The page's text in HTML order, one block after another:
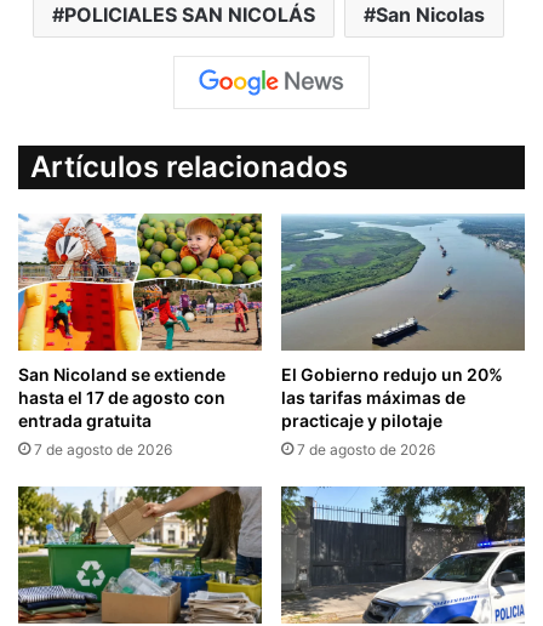
POLICIALES SAN NICOLÁS San Nicolas
Artículos relacionados
San Nicoland se extiende
hasta el 17 de agosto con
entrada gratuita
7 de agosto de 2026
El Gobierno redujo un 20%
las tarifas máximas de
practicaje y pilotaje
7 de agosto de 2026